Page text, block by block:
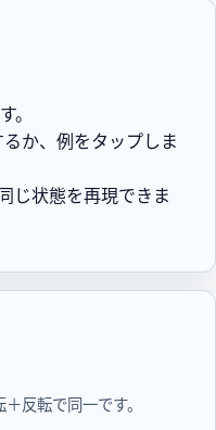
。
るか、例をタップしま
じ状態を再現できま
反転で同一です。